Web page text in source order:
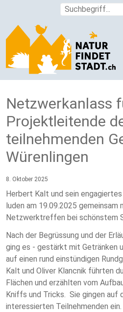
Suche
Netzwerkanlass
Projektleitende
teilnehmenden
Würenlingen
8. Oktober 2025
Herbert Kalt und sein
luden am 19.09.2025 gemeinsam
Netzwerktreffen bei schönstem
Nach der Begrüssung und der
ging es - gestärkt mit Getränken
auf einen rund einstündigen
Kalt und Oliver Klancnik führten
Flächen und erzählten vom
Kniffs und Tricks. Sie gingen auf
interessierten Teilnehmenden